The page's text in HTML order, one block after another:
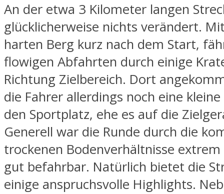
An der etwa 3 Kilometer langen
glücklicherweise nichts verändert.
harten Berg kurz nach dem Start,
flowigen Abfahrten durch einige
Richtung Zielbereich. Dort
die Fahrer allerdings noch eine
den Sportplatz, ehe es auf die
Generell war die Runde durch die
trockenen Bodenverhältnisse
gut befahrbar. Natürlich bietet die
einige anspruchsvolle Highlights.